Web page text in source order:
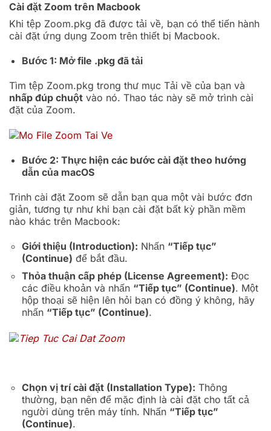
Cài đặt Zoom trên Macbook
Khi tệp Zoom.pkg đã được tải về, bạn có thể tiến hành
cài đặt ứng dụng Zoom trên thiết bị Macbook.
Bước 1: Mở file .pkg đã tải
Tìm tệp Zoom.pkg trong thư mục Tải về của bạn và
nhấp đúp chuột vào nó. Thao tác này sẽ mở trình cài
đặt của Zoom.
Bước 2: Thực hiện các bước cài đặt theo hướng
dẫn của macOS
Trình cài đặt Zoom sẽ dẫn bạn qua một vài bước đơn
giản, tương tự như khi bạn cài đặt bất kỳ phần mềm
nào khác trên Macbook:
Giới thiệu (Introduction): Nhấn “Tiếp tục”
(Continue) để bắt đầu.
Thỏa thuận cấp phép (License Agreement): Đọc
các điều khoản và nhấn “Tiếp tục” (Continue). Một
hộp thoại sẽ hiện lên hỏi bạn có đồng ý không, hãy
nhấn “Tiếp tục” (Continue).
Chọn vị trí cài đặt (Installation Type): Thông
thường, bạn nên để mặc định là cài đặt cho tất cả
người dùng trên máy tính. Nhấn “Tiếp tục”
(Continue).